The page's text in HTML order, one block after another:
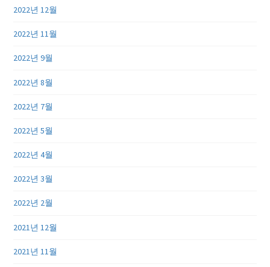
2022년 12월
2022년 11월
2022년 9월
2022년 8월
2022년 7월
2022년 5월
2022년 4월
2022년 3월
2022년 2월
2021년 12월
2021년 11월